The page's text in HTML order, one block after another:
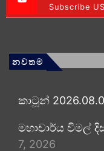
Subscribe US
නවතම
කාටූන්
මහාචාර්ය විමල්
7, 2026